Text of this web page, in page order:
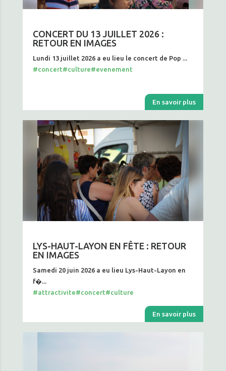
CONCERT DU 13 JUILLET 2026 :
RETOUR EN IMAGES
Lundi 13 juillet 2026 a eu lieu le concert de Pop ...
#concert#culture#evenement
En savoir plus
LYS-HAUT-LAYON EN FÊTE : RETOUR
EN IMAGES
Samedi 20 juin 2026 a eu lieu Lys-Haut-Layon en
f�...
#attractivite#concert#culture
En savoir plus